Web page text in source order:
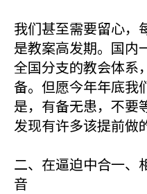
我们甚至需要留心，
是教案高发期。国内
全国分支的教会体系
备。但愿今年年底我
是，有备无患，不要
发现有许多该提前做
二、在逼迫中合一、
音